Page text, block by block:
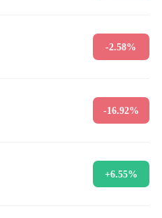
-2.58%
-16.92%
+6.55%